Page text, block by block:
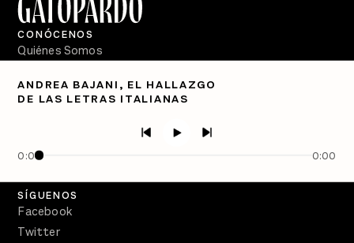
ANDREA BAJANI, EL HALLAZGO
DE LAS LETRAS ITALIANAS
0:00 0:00
CONÓCENOS
Quiénes Somos
PÓDCASTS
Crecer en Distopía
SÍGUENOS
Facebook
Twitter